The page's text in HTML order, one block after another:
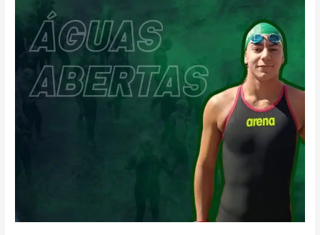
para
uma
concentração
nacional